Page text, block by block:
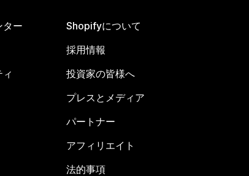
ー
Shopifyについて
採用情報
投資家の皆様へ
プレスとメディア
パートナー
アフィリエイト
法的事項